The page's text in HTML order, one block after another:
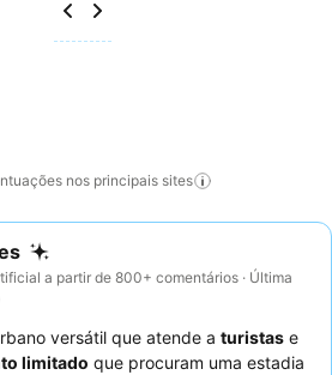
nos principais sites
a partir de 800+ comentários · Última
versátil que atende a turistas e
limitado que procuram uma estadia